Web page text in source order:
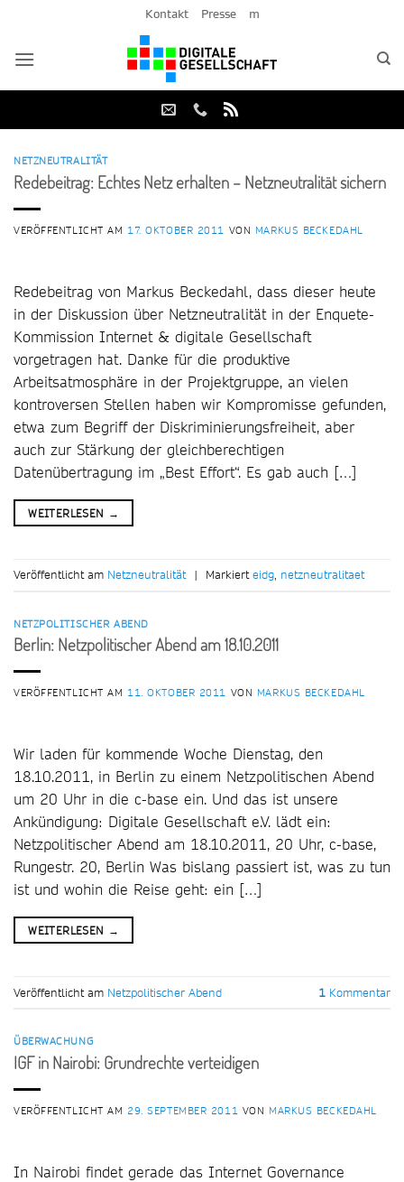
springen
Kontakt Presse m
NETZNEUTRALITÄT
Redebeitrag: Echtes Netz erhalten – Netzneutralität sichern
VERÖFFENTLICHT AM 17. OKTOBER 2011 VON MARKUS BECKEDAHL
Redebeitrag von Markus Beckedahl, dass dieser heute
in der Diskussion über Netzneutralität in der Enquete-
Kommission Internet & digitale Gesellschaft
vorgetragen hat. Danke für die produktive
Arbeitsatmosphäre in der Projektgruppe, an vielen
kontroversen Stellen haben wir Kompromisse gefunden,
etwa zum Begriff der Diskriminierungsfreiheit, aber
auch zur Stärkung der gleichberechtigen
Datenübertragung im „Best Effort“. Es gab auch […]
WEITERLESEN →
Veröffentlicht am Netzneutralität | Markierteidg, netzneutralitaet
NETZPOLITISCHER ABEND
Berlin: Netzpolitischer Abend am 18.10.2011
VERÖFFENTLICHT AM 11. OKTOBER 2011 VON MARKUS BECKEDAHL
Wir laden für kommende Woche Dienstag, den
18.10.2011, in Berlin zu einem Netzpolitischen Abend
um 20 Uhr in die c-base ein. Und das ist unsere
Ankündigung: Digitale Gesellschaft e.V. lädt ein:
Netzpolitischer Abend am 18.10.2011, 20 Uhr, c-base,
Rungestr. 20, Berlin Was bislang passiert ist, was zu tun
ist und wohin die Reise geht: ein […]
WEITERLESEN →
Veröffentlicht am Netzpolitischer Abend 1 Kommentar
ÜBERWACHUNG
IGF in Nairobi: Grundrechte verteidigen
VERÖFFENTLICHT AM 29. SEPTEMBER 2011 VON MARKUS BECKEDAHL
In Nairobi findet gerade das Internet Governance